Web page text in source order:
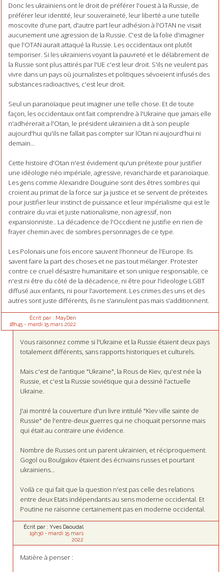
Donc les ukrainiens ont le droit de préférer l'ouest à la Russie, de
préférer leur identité, leur souveraineté, leur liberté a une tutelle
moscovite d'une part, d'autre part leur adhésion à l'OTAN ne visait
aucunement une agression de la Russie. C'est de la folie d'imaginer
que l'OTAN aurait attaqué la Russie. Les occidentaux ont plutôt
temporiser. Si les ukrainiens voyant la pauvreté et le délabrement de
la Russie sont plus attirés par l'UE c'est leur droit. S'ils ne veulent pas
vivre dans un pays où journalistes et politiques sévoeient infusés des
substances radioactives, c'est leur droit.
Seul un paranoïaque peut imaginer une telle chose. Et de toute
façon, les occidentaux ont fait comprendre à l'Ukraine que jamais elle
n'adhérerait a l'Otan, le président ukrainien a dit à son peuple
aujourd'hui qu'ils ne fallait pas compter sur lOtan ni aujourd'hui ni
demain...
Cette histoire d'Otan n'est évidement qu'un prétexte pour justifier
une idéologie néo impériale, agressive, revancharde et paranoïaque.
Les gens comme Alexandre Douguine sont des êtres sombres qui
croient au primat de la force sur ja justice et se servent de prétextes
pour justifier leur instinct de puissance et leur impérialisme qui est le
contraire du vrai et juste nationalisme, non agressif, non
expansionniste.. La décadence de l'Occdient ne justifie en rien de
frayer chemin avec de sombres personnages de ce type.
Les Polonais une fois encore sauvent l'honneur de l'Europe. Ils
savent faire la part des choses et ne pas tout mélanger. Protester
contre ce cruel désastre humanitaire et son unique responsable, ce
n'est ni être du côté de la décadence, ni être pour l'ideologie LGBT
diffusé aux enfants, ni pour l'avortement. Les crimes des uns et des
autres sont juste différents, ils ne s'annulent pas mais s'additionnent.
Écrit par : MayDen
18h45- mardi 15 mars 2022
Vous raisonnez comme si l'Ukraine et la Russie étaient deux pays
totalement différents, sans rapports historiques et culturels.
Mais c'est de l'antique "Ukraine", la Rous de Kiev, qu'est née la
Russie, et c'est la Russie soviétique qui a dessiné l'actuelle
Ukraine.
J'ai montré la couverture d'un livre intitulé "Kiev ville sainte de
Russie" de l'entre-deux guerres qui ne choquait personne mais
qui était au contraire une évidence.
Nombre de Russes ont un parent ukrainien, et réciproquement.
Gogol ou Boulgakov étaient des écrivains russes et pourtant
ukrainiens...
Voilà ce qui fait que la question n'est pas celle des relations
entre deux Etats indépendants au sens moderne occidental. Et
Poutine ne raisonne certainement pas en moderne occidental.
Écrit par : Yves Daoudal
19h30- mardi 15 mars
2022
Matière à penser :